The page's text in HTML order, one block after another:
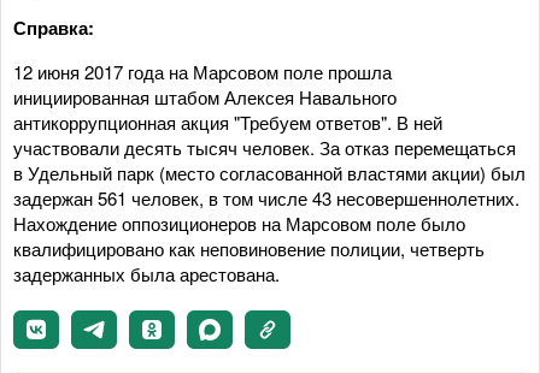
Справка:
12 июня 2017 года на Марсовом поле прошла
инициированная штабом Алексея Навального
антикоррупционная акция "Требуем ответов". В ней
участвовали десять тысяч человек. За отказ перемещаться
в Удельный парк (место согласованной властями акции) был
задержан 561 человек, в том числе 43 несовершеннолетних.
Нахождение оппозиционеров на Марсовом поле было
квалифицировано как неповиновение полиции, четверть
задержанных была арестована.